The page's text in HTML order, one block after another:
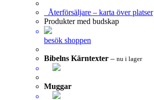
Återförsäljare – karta över platser
Produkter med budskap
besök shoppen
Bibelns Kärntexter – nu i lager
Muggar